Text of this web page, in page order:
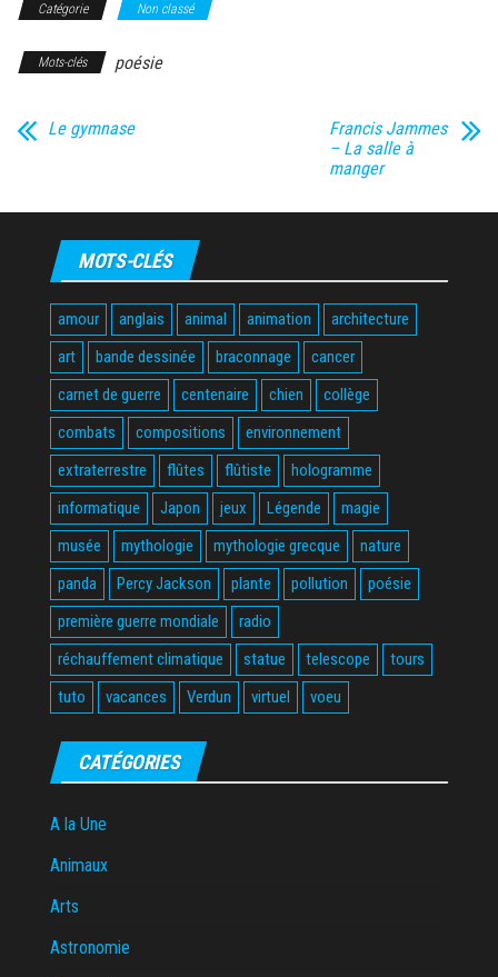
Catégorie Non classé
Mots-clés poésie
Le gymnase
Francis Jammes
– La salle à
manger
MOTS-CLÉS
amour anglais animal animation
architecture
art
bande dessinée braconnage
cancer
carnet de guerre
centenaire chien
collège
combats
compositions
environnement
extraterrestre
flûtes flûtiste
hologramme
informatique
Japon jeux Légende
magie
musée
mythologie mythologie grecque
nature
panda
Percy Jackson plante pollution
poésie
première guerre mondiale
radio
réchauffement climatique
statue telescope
tours
tuto
vacances Verdun virtuel voeu
CATÉGORIES
A la Une
Animaux
Arts
Astronomie